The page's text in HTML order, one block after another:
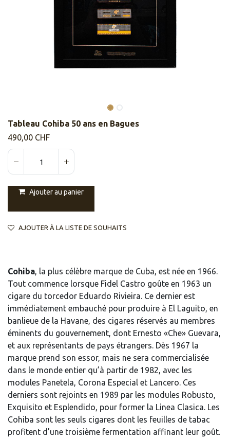
Tableau Cohiba 50 ans en Bagues
490,00 CHF
Ajouter au panier
AJOUTER À LA LISTE DE SOUHAITS
Cohiba, la plus célèbre marque de Cuba, est née en 1966.
Tout commence lorsque Fidel Castro goûte en 1963 un
cigare du torcedor Eduardo Rivieira. Ce dernier est
immédiatement embauché pour produire à El Laguito, en
banlieue de la Havane, des cigares réservés au membres
éminents du gouvernement, dont Ernesto «Che» Guevara,
et aux représentants de pays étrangers. Dès 1967 la
marque prend son essor, mais ne sera commercialisée
dans le monde entier qu’à partir de 1982, avec les
modules Panetela, Corona Especial et Lancero. Ces
derniers sont rejoints en 1989 par les modules Robusto,
Exquisito et Esplendido, pour former la Linea Clasica. Les
Cohiba sont les seuls cigares dont les feuilles de tabac
profitent d’une troisième fermentation affinant leur goût.